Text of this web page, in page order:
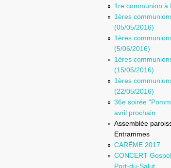
1re communion à
1ères
(05/05/2016)
1ères
(5/06/2016)
1ères
(15/05/2016)
1ères
(22/05/2016)
36e soirée
avril prochain
Assemblée
Entrammes
CARÊME 2017
CONCERT
Port-du-Salut